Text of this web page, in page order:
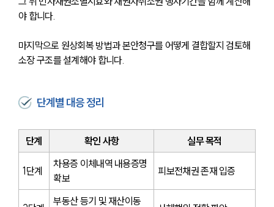
대륜소개
글로벌 파트너 로펌
AI대륜
업무사례
주요 업무사례
야 합니다.
마지막으로 원상회복 방법과 본안청구를 어떻게 결합할지 검토해
소장 구조를 설계해야 합니다.
단계별 대응 정리
단계 확인 사항 실무 목적
1단계
차용증 이체내역 내용증명
확보
피보전채권 존재 입증
부동산 등기 및 재산이동